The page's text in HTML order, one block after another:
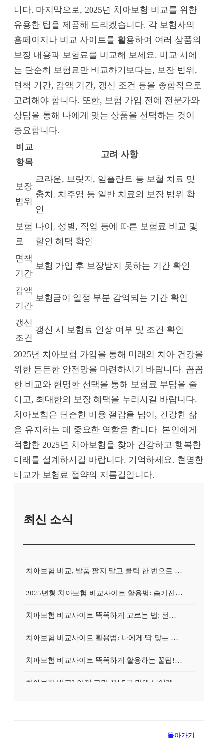
니다. 마지막으로, 2025년 치아보험 비교를 위한
유용한 팁을 제공해 드리겠습니다. 각 보험사의
홈페이지나 비교 사이트를 활용하여 여러 상품의
보장 내용과 보험료를 비교해 보세요. 비교 시에
는 단순히 보험료만 비교하기보다는, 보장 범위,
면책 기간, 감액 기간, 갱신 조건 등을 종합적으로
고려해야 합니다. 또한, 보험 가입 전에 전문가와
상담을 통해 나에게 맞는 상품을 선택하는 것이
중요합니다.
비교
항목
고려 사항
보장
범위
크라운, 브릿지, 임플란트 등 보철 치료 및
충치, 치주염 등 일반 치료의 보장 범위 확
인
보험
료
나이, 성별, 직업 등에 따른 보험료 비교 및
할인 혜택 확인
면책
기간
보험 가입 후 보장받지 못하는 기간 확인
감액
기간
보험금이 일정 부분 감액되는 기간 확인
갱신
조건
갱신 시 보험료 인상 여부 및 조건 확인
2025년 치아보험 가입을 통해 미래의 치아 건강을
위한 든든한 안전망을 마련하시기 바랍니다. 꼼꼼
한 비교와 현명한 선택을 통해 보험료 부담을 줄
이고, 최대한의 보장 혜택을 누리시길 바랍니다.
치아보험은 단순한 비용 절감을 넘어, 건강한 삶
을 유지하는 데 중요한 역할을 합니다. 본인에게
적합한 2025년 치아보험을 찾아 건강하고 행복한
미래를 설계하시길 바랍니다. 기억하세요. 현명한
비교가 보험료 절약의 지름길입니다.
최신 소식
치아보험 비교, 발품 팔지 말고 클릭 한 번으로 끝내는 비법! 후기 대방출
2025년형 치아보험 비교사이트 활용법: 숨겨진 보험금 100% 환급 전략
치아보험 비교사이트 똑똑하게 고르는 법: 전문가가 알려주는 5가지 꿀팁
치아보험 비교사이트 활용법: 나에게 딱 맞는 보험, 손쉽게 찾는 비법 공개
치아보험 비교사이트 똑똑하게 활용하는 꿀팁! 내 보험금 최대 2배로 불리기
돌아가기